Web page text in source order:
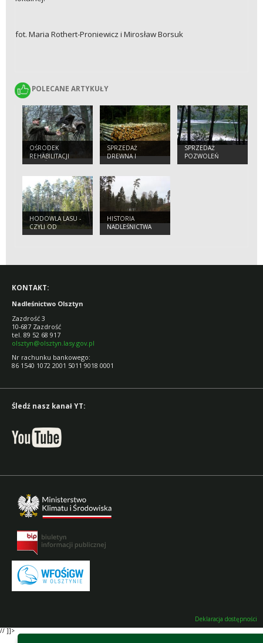
fot. Maria Rothert-Proniewicz i Mirosław Borsuk
POLECANE ARTYKUŁY
POLECANE ARTYKUŁY
OŚRODEK
REHABILITACJI
PTAKÓW
LEŚNICTWIE
DĄBRÓWKA
SPRZEDAŻ
DREWNA I
CHOINEK
SPRZEDAŻ
POZWOLEŃ
WĘDKARSKICH
HODOWLA LASU -
CZYLI OD
NASIONKA DO
HISTORIA
NADLEŚNICTWA
KONTAKT:
Nadleśnictwo Olsztyn
Zazdrość 3
10-687 Zazdrość
tel. 89 52 68 917
olsztyn@olsztyn.lasy.gov.pl
Nr rachunku bankowego:
86 1540 1072 2001 5011 9018 0001
Śledź nasz kanał YT:
Deklaracja dostępności
// ]]>